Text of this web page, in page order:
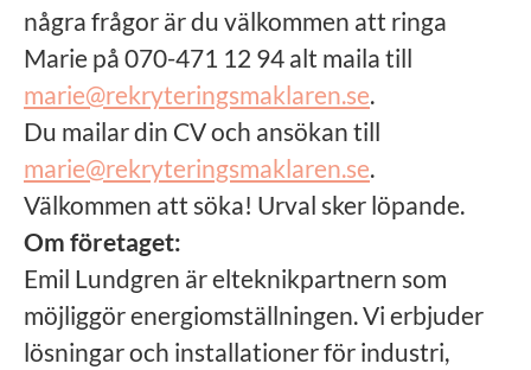
några frågor är du välkommen att ringa
Marie på 070-471 12 94 alt maila till
marie@rekryteringsmaklaren.se.
Du mailar din CV och ansökan till
marie@rekryteringsmaklaren.se.
Välkommen att söka! Urval sker löpande.
Om företaget:
Emil Lundgren är elteknikpartnern som
möjliggör energiomställningen. Vi erbjuder
lösningar och installationer för industri,